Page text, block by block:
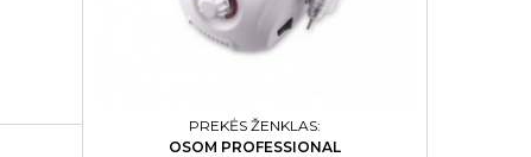
PREKĖS ŽENKLAS:
OSOM PROFESSIONAL